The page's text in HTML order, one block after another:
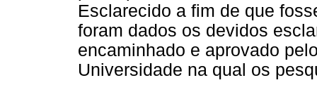
Esclarecido a fim de que
foram dados os devidos
encaminhado e aprovado
Universidade na qual os